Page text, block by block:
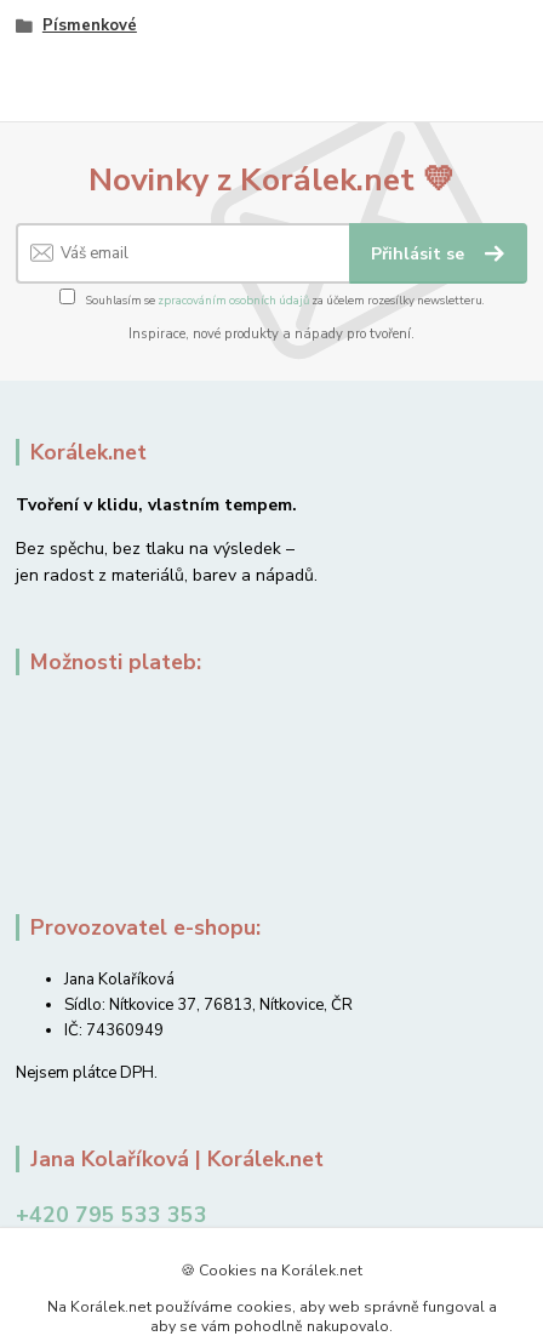
Písmenkové
Novinky z Korálek.net 💛
Přihlásit se
Souhlasím se zpracováním osobních údajůza účelem rozesílky newsletteru.
Inspirace, nové produkty a nápady pro tvoření.
Korálek.net
Tvoření v klidu, vlastním tempem.
Bez spěchu, bez tlaku na výsledek –
jen radost z materiálů, barev a nápadů.
Možnosti plateb:
Provozovatel e-shopu:
Jana Kolaříková
Sídlo: Nítkovice 37, 76813, Nítkovice, ČR
IČ: 74360949
Nejsem plátce DPH.
Jana Kolaříková | Korálek.net
+420 795 533 353
🍪 Cookies na Korálek.net
Na Korálek.net používáme cookies, aby web správně fungoval a
aby se vám pohodlně nakupovalo.